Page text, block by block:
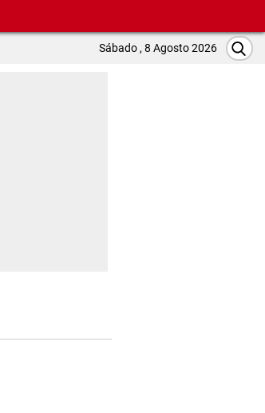
Sábado , 8 Agosto 2026